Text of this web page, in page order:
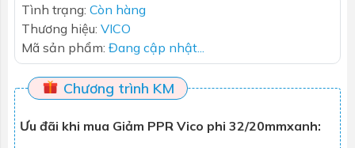
Tình trạng: Còn hàng
Thương hiệu: VICO
Mã sản phẩm: Đang cập nhật...
Chương trình KM
Ưu đãi khi mua Giảm PPR Vico phi 32/20mmxanh: